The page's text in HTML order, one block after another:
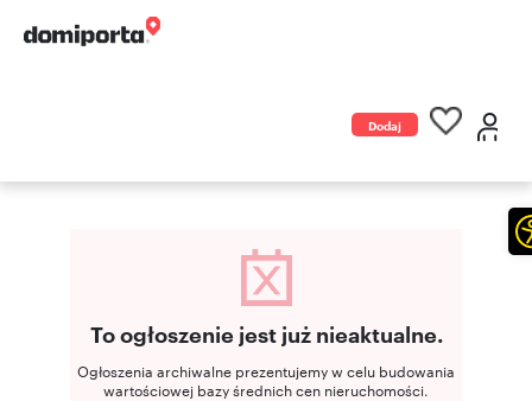
Dodaj
To ogłoszenie jest już nieaktualne.
Ogłoszenia archiwalne prezentujemy w celu budowania
wartościowej bazy średnich cen nieruchomości.